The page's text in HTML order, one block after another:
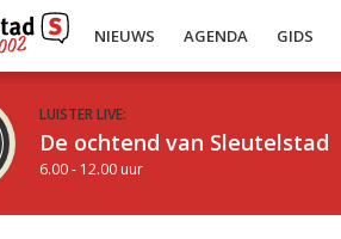
NIEUWS AGENDA GIDS
LUISTER LIVE:
De ochtend van Sleutelstad
6.00 - 12.00 uur